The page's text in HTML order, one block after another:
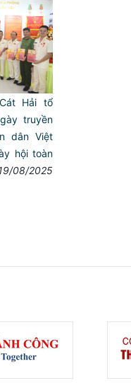
Hải tổ
truyền
dân Việt
hội toàn
08/2025